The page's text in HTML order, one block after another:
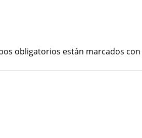
obligatorios están marcados con